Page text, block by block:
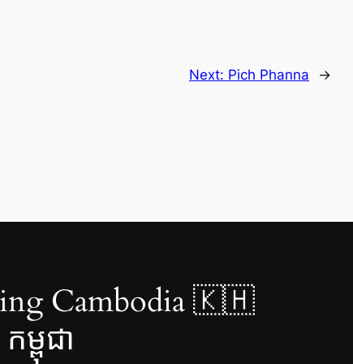
Next: Pich Phanna →
Cambodia 🇰🇭
ម្ពុជា